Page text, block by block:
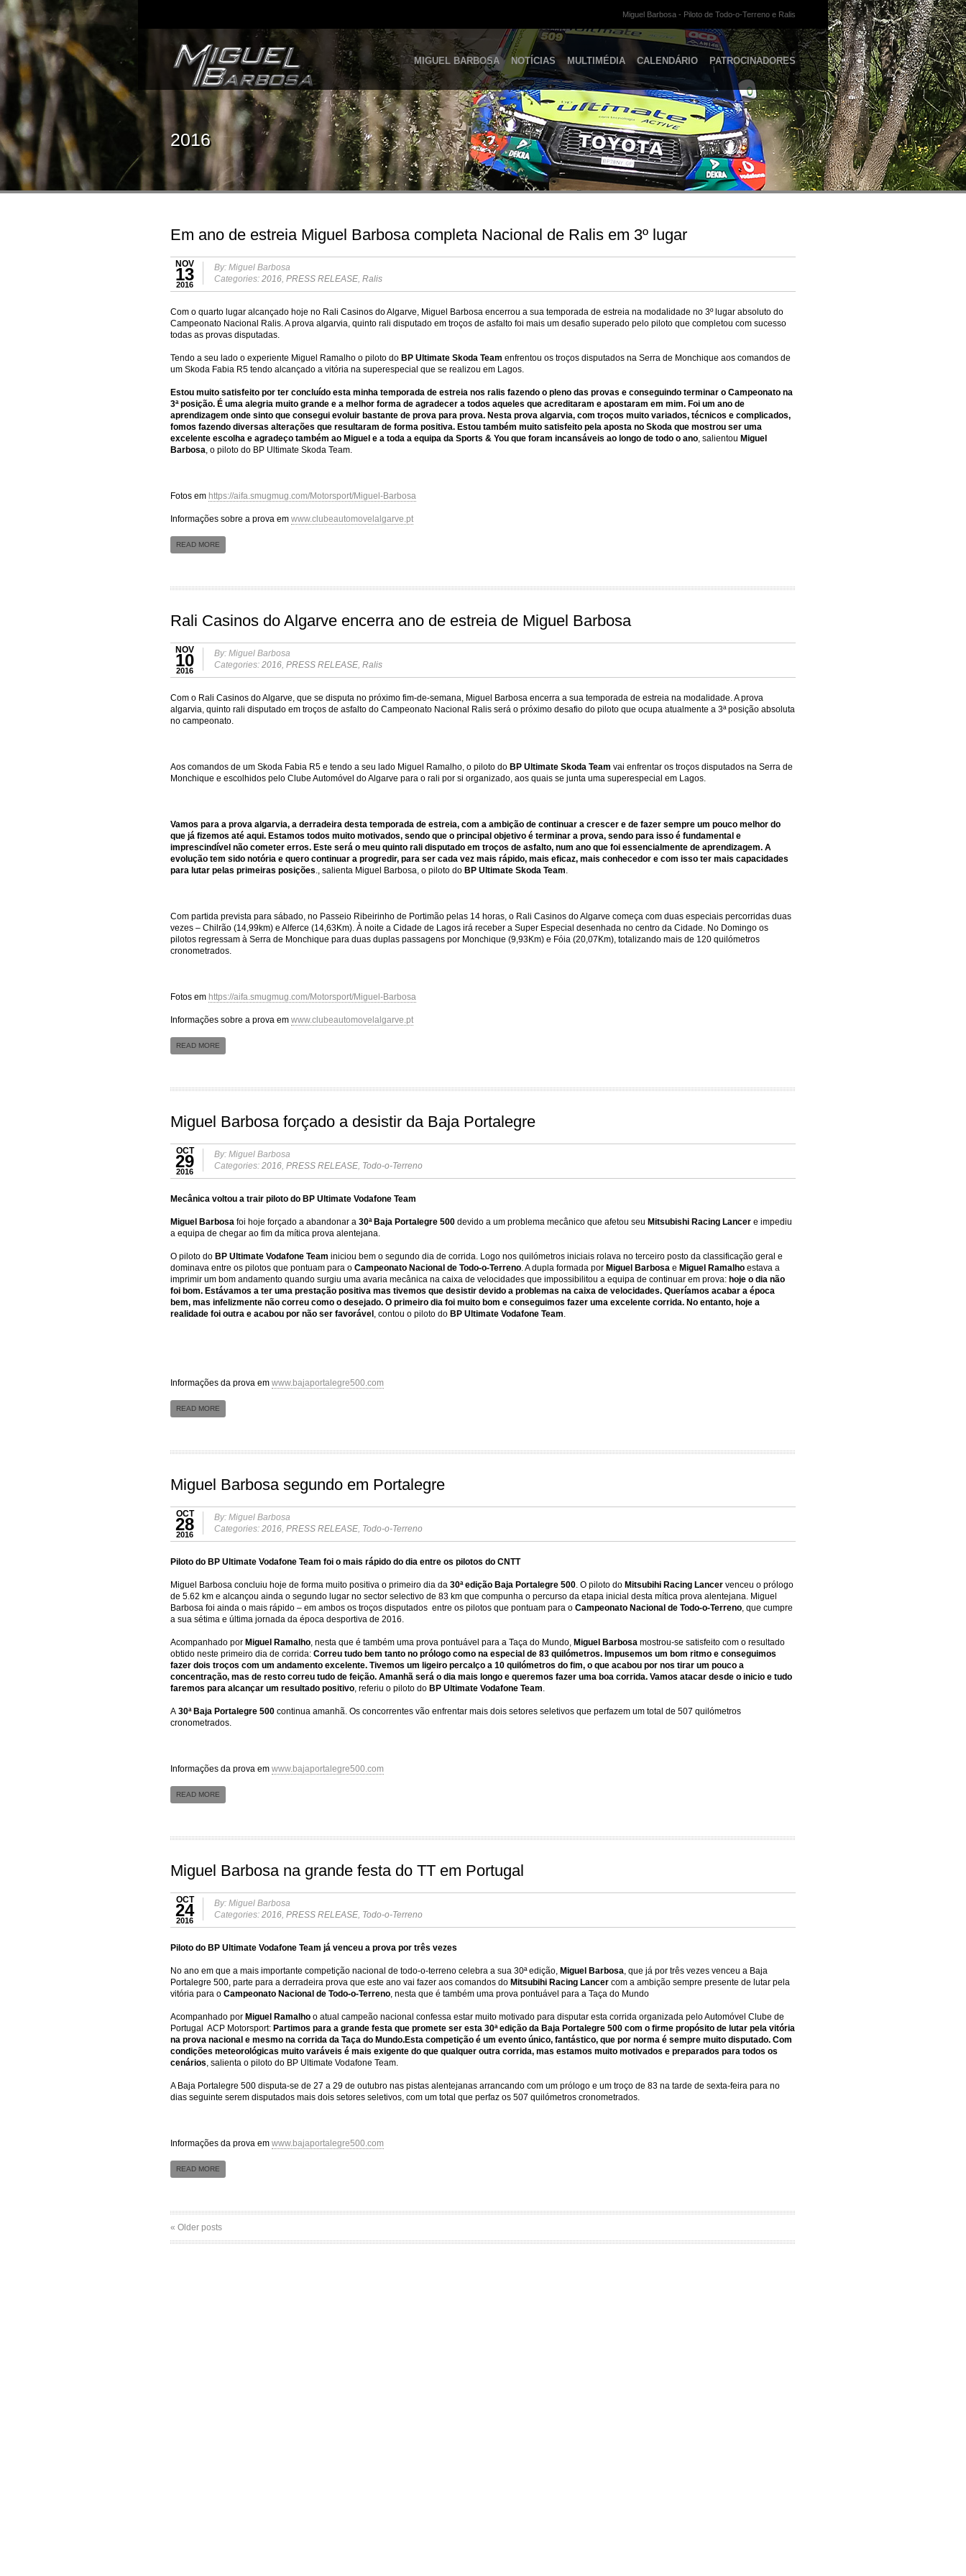
Miguel Barbosa - Piloto de Todo-o-Terreno e Ralis
MIGUEL BARBOSA NOTÍCIAS MULTIMÉDIA CALENDÁRIO PATROCINADORES
2016
Em ano de estreia Miguel Barbosa completa Nacional de Ralis em 3º lugar
NOV
13
2016
By: Miguel Barbosa
Categories: 2016, PRESS RELEASE, Ralis
Com o quarto lugar alcançado hoje no Rali Casinos do Algarve, Miguel Barbosa encerrou a sua temporada de estreia na modalidade no 3º lugar absoluto do
Campeonato Nacional Ralis. A prova algarvia, quinto rali disputado em troços de asfalto foi mais um desafio superado pelo piloto que completou com sucesso
todas as provas disputadas.
Tendo a seu lado o experiente Miguel Ramalho o piloto do BP Ultimate Skoda Team enfrentou os troços disputados na Serra de Monchique aos comandos de
um Skoda Fabia R5 tendo alcançado a vitória na superespecial que se realizou em Lagos.
Estou muito satisfeito por ter concluído esta minha temporada de estreia nos ralis fazendo o pleno das provas e conseguindo terminar o Campeonato na
3ª posição. É uma alegria muito grande e a melhor forma de agradecer a todos aqueles que acreditaram e apostaram em mim. Foi um ano de
aprendizagem onde sinto que consegui evoluir bastante de prova para prova. Nesta prova algarvia, com troços muito variados, técnicos e complicados,
fomos fazendo diversas alterações que resultaram de forma positiva. Estou também muito satisfeito pela aposta no Skoda que mostrou ser uma
excelente escolha e agradeço também ao Miguel e a toda a equipa da Sports & You que foram incansáveis ao longo de todo o ano, salientou Miguel
Barbosa, o piloto do BP Ultimate Skoda Team.
Fotos em https://aifa.smugmug.com/Motorsport/Miguel-Barbosa
Informações sobre a prova em www.clubeautomovelalgarve.pt
READ MORE
Rali Casinos do Algarve encerra ano de estreia de Miguel Barbosa
NOV
10
2016
By: Miguel Barbosa
Categories: 2016, PRESS RELEASE, Ralis
Com o Rali Casinos do Algarve, que se disputa no próximo fim-de-semana, Miguel Barbosa encerra a sua temporada de estreia na modalidade. A prova
algarvia, quinto rali disputado em troços de asfalto do Campeonato Nacional Ralis será o próximo desafio do piloto que ocupa atualmente a 3ª posição absoluta
no campeonato.
Aos comandos de um Skoda Fabia R5 e tendo a seu lado Miguel Ramalho, o piloto do BP Ultimate Skoda Team vai enfrentar os troços disputados na Serra de
Monchique e escolhidos pelo Clube Automóvel do Algarve para o rali por si organizado, aos quais se junta uma superespecial em Lagos.
Vamos para a prova algarvia, a derradeira desta temporada de estreia, com a ambição de continuar a crescer e de fazer sempre um pouco melhor do
que já fizemos até aqui. Estamos todos muito motivados, sendo que o principal objetivo é terminar a prova, sendo para isso é fundamental e
imprescindível não cometer erros. Este será o meu quinto rali disputado em troços de asfalto, num ano que foi essencialmente de aprendizagem. A
evolução tem sido notória e quero continuar a progredir, para ser cada vez mais rápido, mais eficaz, mais conhecedor e com isso ter mais capacidades
para lutar pelas primeiras posições., salienta Miguel Barbosa, o piloto do BP Ultimate Skoda Team.
Com partida prevista para sábado, no Passeio Ribeirinho de Portimão pelas 14 horas, o Rali Casinos do Algarve começa com duas especiais percorridas duas
vezes – Chilrão (14,99km) e Alferce (14,63Km). À noite a Cidade de Lagos irá receber a Super Especial desenhada no centro da Cidade. No Domingo os
pilotos regressam à Serra de Monchique para duas duplas passagens por Monchique (9,93Km) e Fóia (20,07Km), totalizando mais de 120 quilómetros
cronometrados.
Fotos em https://aifa.smugmug.com/Motorsport/Miguel-Barbosa
Informações sobre a prova em www.clubeautomovelalgarve.pt
READ MORE
Miguel Barbosa forçado a desistir da Baja Portalegre
OCT
29
2016
By: Miguel Barbosa
Categories: 2016, PRESS RELEASE, Todo-o-Terreno
Mecânica voltou a trair piloto do BP Ultimate Vodafone Team
Miguel Barbosa foi hoje forçado a abandonar a 30ª Baja Portalegre 500 devido a um problema mecânico que afetou seu Mitsubishi Racing Lancer e impediu
a equipa de chegar ao fim da mítica prova alentejana.
O piloto do BP Ultimate Vodafone Team iniciou bem o segundo dia de corrida. Logo nos quilómetros iniciais rolava no terceiro posto da classificação geral e
dominava entre os pilotos que pontuam para o Campeonato Nacional de Todo-o-Terreno. A dupla formada por Miguel Barbosa e Miguel Ramalho estava a
imprimir um bom andamento quando surgiu uma avaria mecânica na caixa de velocidades que impossibilitou a equipa de continuar em prova:  hoje o dia não
foi bom. Estávamos a ter uma prestação positiva mas tivemos que desistir devido a problemas na caixa de velocidades. Queríamos acabar a época
bem, mas infelizmente não correu como o desejado. O primeiro dia foi muito bom e conseguimos fazer uma excelente corrida. No entanto, hoje a
realidade foi outra e acabou por não ser favorável , contou o piloto do BP Ultimate Vodafone Team.
Informações da prova em www.bajaportalegre500.com
READ MORE
Miguel Barbosa segundo em Portalegre
OCT
28
2016
By: Miguel Barbosa
Categories: 2016, PRESS RELEASE, Todo-o-Terreno
Piloto do BP Ultimate Vodafone Team foi o mais rápido do dia entre os pilotos do CNTT
Miguel Barbosa concluiu hoje de forma muito positiva o primeiro dia da 30ª edição Baja Portalegre 500. O piloto do Mitsubihi Racing Lancer venceu o prólogo
de 5.62 km e alcançou ainda o segundo lugar no sector selectivo de 83 km que compunha o percurso da etapa inicial desta mítica prova alentejana. Miguel
Barbosa foi ainda o mais rápido – em ambos os troços disputados  entre os pilotos que pontuam para o Campeonato Nacional de Todo-o-Terreno, que cumpre
a sua sétima e última jornada da época desportiva de 2016.
Acompanhado por Miguel Ramalho, nesta que é também uma prova pontuável para a Taça do Mundo, Miguel Barbosa mostrou-se satisfeito com o resultado
obtido neste primeiro dia de corrida:  Correu tudo bem tanto no prólogo como na especial de 83 quilómetros. Impusemos um bom ritmo e conseguimos
fazer dois troços com um andamento excelente. Tivemos um ligeiro percalço a 10 quilómetros do fim, o que acabou por nos tirar um pouco a
concentração, mas de resto correu tudo de feição. Amanhã será o dia mais longo e queremos fazer uma boa corrida. Vamos atacar desde o inicio e tudo
faremos para alcançar um resultado positivo, referiu o piloto do BP Ultimate Vodafone Team.
A 30ª Baja Portalegre 500 continua amanhã. Os concorrentes vão enfrentar mais dois setores seletivos que perfazem um total de 507 quilómetros
cronometrados.
Informações da prova em www.bajaportalegre500.com
READ MORE
Miguel Barbosa na grande festa do TT em Portugal
OCT
24
2016
By: Miguel Barbosa
Categories: 2016, PRESS RELEASE, Todo-o-Terreno
Piloto do BP Ultimate Vodafone Team já venceu a prova por três vezes
No ano em que a mais importante competição nacional de todo-o-terreno celebra a sua 30ª edição, Miguel Barbosa, que já por três vezes venceu a Baja
Portalegre 500, parte para a derradeira prova que este ano vai fazer aos comandos do Mitsubihi Racing Lancer com a ambição sempre presente de lutar pela
vitória para o Campeonato Nacional de Todo-o-Terreno, nesta que é também uma prova pontuável para a Taça do Mundo
Acompanhado por Miguel Ramalho o atual campeão nacional confessa estar muito motivado para disputar esta corrida organizada pelo Automóvel Clube de
Portugal  ACP Motorsport: Partimos para a grande festa que promete ser esta 30ª edição da Baja Portalegre 500 com o firme propósito de lutar pela vitória
na prova nacional e mesmo na corrida da Taça do Mundo.Esta competição é um evento único, fantástico, que por norma é sempre muito disputado. Com
condições meteorológicas muito varáveis é mais exigente do que qualquer outra corrida, mas estamos muito motivados e preparados para todos os
cenários, salienta o piloto do BP Ultimate Vodafone Team.
A Baja Portalegre 500 disputa-se de 27 a 29 de outubro nas pistas alentejanas arrancando com um prólogo e um troço de 83 na tarde de sexta-feira para no
dias seguinte serem disputados mais dois setores seletivos, com um total que perfaz os 507 quilómetros cronometrados.
Informações da prova em www.bajaportalegre500.com
READ MORE
« Older posts